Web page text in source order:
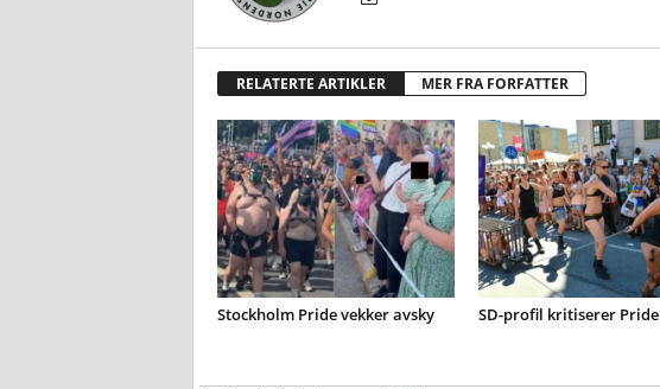
RELATERTE ARTIKLER MER FRA FORFATTER
Stockholm Pride vekker avsky SD-profil kritiserer Pride